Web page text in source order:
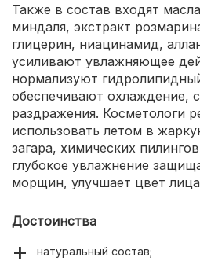
Также в состав входят
миндаля, экстракт
глицерин, ниацинамид,
усиливают увлажняющее
нормализуют
обеспечивают охлаждение,
раздражения. Косметологи
использовать летом в
загара, химических
глубокое увлажнение
морщин, улучшает цвет
Достоинства
натуральный состав;